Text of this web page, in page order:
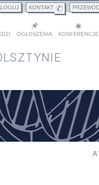
KONTAKT
KONFERENCJE
OGŁOSZENIA
A-